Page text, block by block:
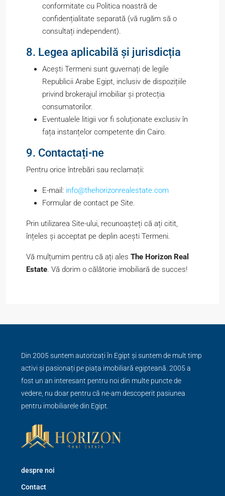
conformitate cu Politica noastră de
confidențialitate separată (vă rugăm să o
consultați independent).
8. Legea aplicabilă și jurisdicția
Acești Termeni sunt guvernați de legile
Republicii Arabe Egipt, inclusiv de dispozițiile
privind brokerajul imobiliar și protecția
consumatorilor.
Eventualele litigii vor fi soluționate exclusiv în
fața instanțelor competente din Cairo.
9. Contactați-ne
Pentru orice întrebări sau reclamații:
E-mail: info@thehorizonrealestate.com
Formular de contact pe Site.
Prin utilizarea Site-ului, recunoașteți că ați citit,
înțeles și acceptat pe deplin acești Termeni.
Vă mulțumim pentru că ați ales The Horizon Real
Estate. Vă dorim o călătorie imobiliară de succes!
Din 2005 suntem autorizați în Egipt și suntem de mult timp
activi și pasionați pe piața imobiliară egipteană. 2005 a
fost un an interesant pentru noi din multe puncte de
vedere, nu doar pentru că ne-am descoperit pasiunea
pentru imobiliarele din Egipt.
despre noi
Contact